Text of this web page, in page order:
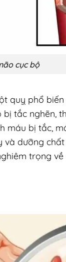
cục bộ
quỵ phổ biến
tắc nghẽn,
máu bị tắc,
dưỡng
trọng